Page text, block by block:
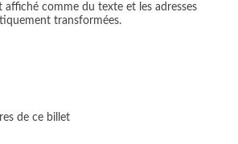
affiché comme du texte et les adresses
transformées.
de ce billet